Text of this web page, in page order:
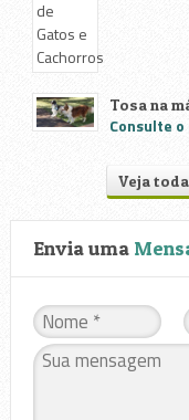
Tosa na
Consulte
Veja
Envia uma